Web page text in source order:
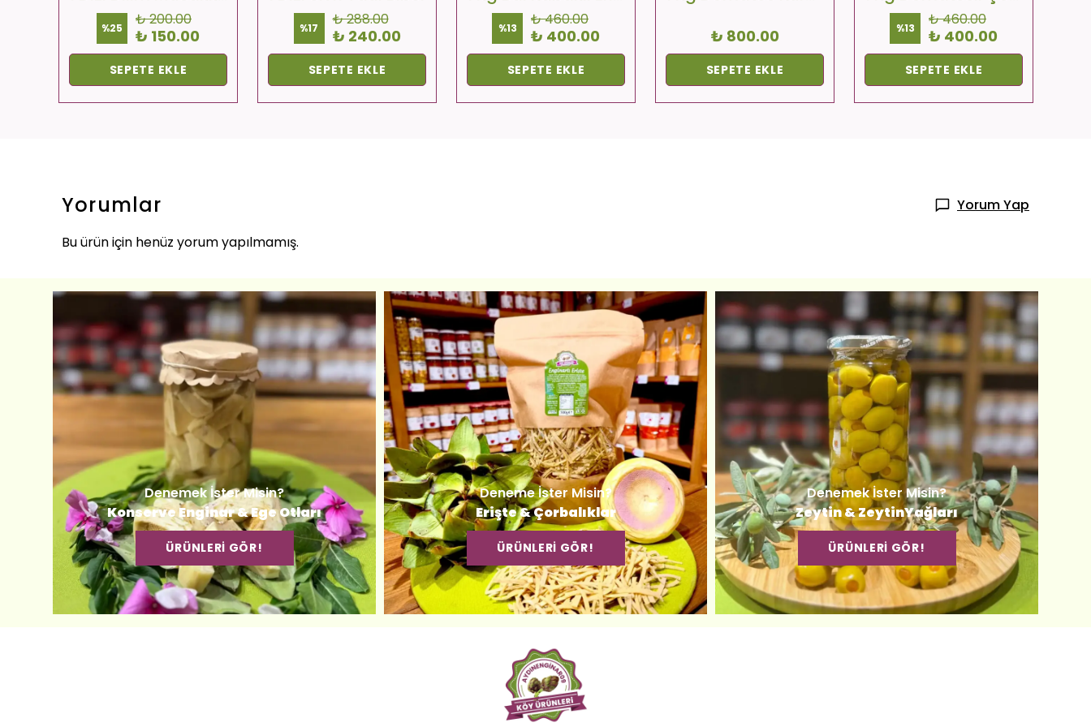
%25 ₺ 200.00
₺ 150.00
SEPETE EKLE
%17 ₺ 288.00
₺ 240.00
SEPETE EKLE
%13 ₺ 460.00
₺ 400.00
SEPETE EKLE
₺ 800.00
SEPETE EKLE
%13 ₺ 460.00
₺ 400.00
SEPETE EKLE
Yorumlar
Yorum Yap
Bu ürün için henüz yorum yapılmamış.
Denemek İster Misin?
Konserve Enginar & Ege Otları
ÜRÜNLERİ GÖR!
Deneme İster Misin?
Erişte & Çorbalıklar
ÜRÜNLERİ GÖR!
Denemek İster Misin?
Zeytin & ZeytinYağları
ÜRÜNLERİ GÖR!